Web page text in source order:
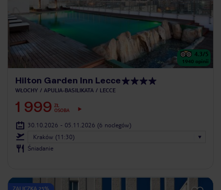
4.3/5
1940 opinii
Hilton Garden Inn Lecce
WŁOCHY APULIA-BASILIKATA LECCE
1 999 ZŁ
OSOBA
30.10.2026 - 05.11.2026 (6 noclegów)
Kraków (11:30)
Śniadanie
ZALICZKA 25%